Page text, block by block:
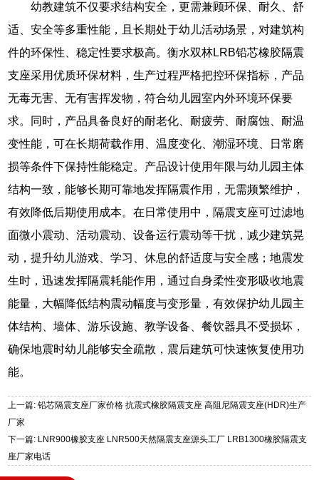
幼教建筑不仅要求结构安全，更需兼顾环保、耐久、舒
适、安全等多重性能，且长期处于幼儿活动场景，对建筑构
件的环保性、稳定性要求极高。衡水双林LRB铅芯橡胶隔震
支座采用优质环保材料，生产过程严格把控环保指标，产品
无毒无害、无有害挥发物，符合幼儿园室内外环境环保要
求。同时，产品具备良好的耐老化、耐疲劳、耐腐蚀、耐温
变性能，可在长期荷载作用、温度变化、潮湿环境、日常磨
损等条件下保持性能稳定。产品设计使用年限与幼儿园主体
结构一致，能够长期可靠地发挥隔震作用，无需频繁维护，
有效降低后期使用成本。在日常使用中，隔震支座可过滤地
面微小震动、活动震动、设备运行震动等干扰，减少建筑晃
动，提升幼儿游戏、学习、休息的舒适度与安全感；地震发
生时，迅速发挥隔震耗能作用，通过自身柔性变形吸收地震
能量，大幅降低结构震动幅度与变形量，有效保护幼儿园主
体结构、墙体、游乐设施、教学设备、餐饮器具不受损坏，
确保地震时幼儿能够安全疏散，震后建筑可快速恢复使用功
能。
上一篇: 铅芯隔震支座厂家价格 抗震式橡胶隔震支座 高阻尼隔震支座(HDR)生产
厂家
下一篇: LNR900橡胶支座 LNR500天然隔震支座源头工厂 LRB1300橡胶隔震支
座厂家电话